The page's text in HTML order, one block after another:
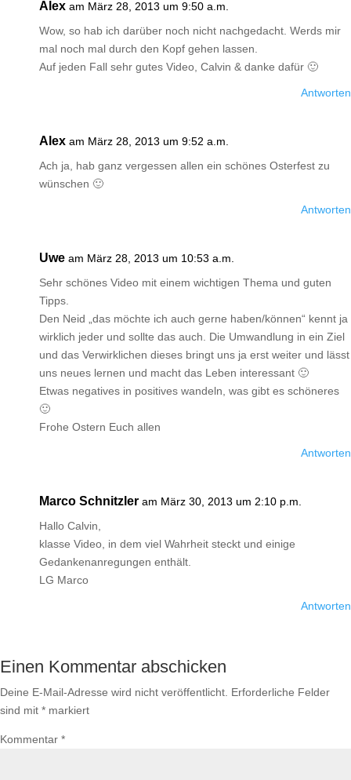
Alex am März 28, 2013 um 9:50 a.m.
Wow, so hab ich darüber noch nicht nachgedacht. Werds mir
mal noch mal durch den Kopf gehen lassen.
Auf jeden Fall sehr gutes Video, Calvin & danke dafür 🙂
Antworten
Alex am März 28, 2013 um 9:52 a.m.
Ach ja, hab ganz vergessen allen ein schönes Osterfest zu
wünschen 🙂
Antworten
Uwe am März 28, 2013 um 10:53 a.m.
Sehr schönes Video mit einem wichtigen Thema und guten
Tipps.
Den Neid „das möchte ich auch gerne haben/können“ kennt ja
wirklich jeder und sollte das auch. Die Umwandlung in ein Ziel
und das Verwirklichen dieses bringt uns ja erst weiter und lässt
uns neues lernen und macht das Leben interessant 🙂
Etwas negatives in positives wandeln, was gibt es schöneres
🙂
Frohe Ostern Euch allen
Antworten
Marco Schnitzler am März 30, 2013 um 2:10 p.m.
Hallo Calvin,
klasse Video, in dem viel Wahrheit steckt und einige
Gedankenanregungen enthält.
LG Marco
Antworten
Einen Kommentar abschicken
Deine E-Mail-Adresse wird nicht veröffentlicht. Erforderliche Felder
sind mit * markiert
Kommentar *